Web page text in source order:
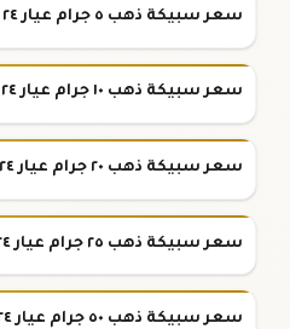
سعر سبيكة ذهب ٥ جرام عيار ٢٤
سعر سبيكة ذهب ١٠ جرام عيار ٢٤
سعر سبيكة ذهب ٢٠ جرام عيار ٢٤
سعر سبيكة ذهب ٢٥ جرام عيار ٢٤
سعر سبيكة ذهب ٥٠ جرام عيار ٢٤